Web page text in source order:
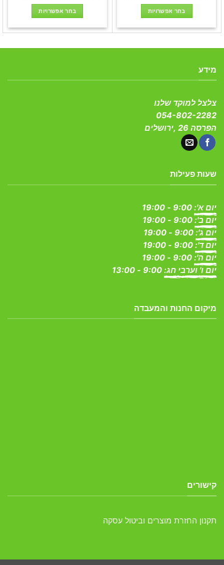
בחר אפשרויות
זה
האפשרויות
בעמוד
המוצר
בחר אפשרויות
זה
מידע
צלצל למוקד שלנו
054-802-2282
הפרסה 26 ,ירושלים
שעות פעילות
יום א':
יום ב':
יום ג':
יום ד':
יום ה':
יום ו' וערבי חג:
מיקום החנות והמעבדה
קישורים
תקנון החזרת מוצרים וביטול עסקה